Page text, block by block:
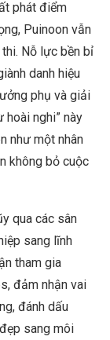
phát điểm
Puinoon vẫn
Nỗ lực bền bỉ
danh hiệu
phụ và giải
hoài nghi” này
như một nhân
không bỏ cuộc
qua các sân
sang lĩnh
tham gia
đảm nhận vai
đánh dấu
sang môi